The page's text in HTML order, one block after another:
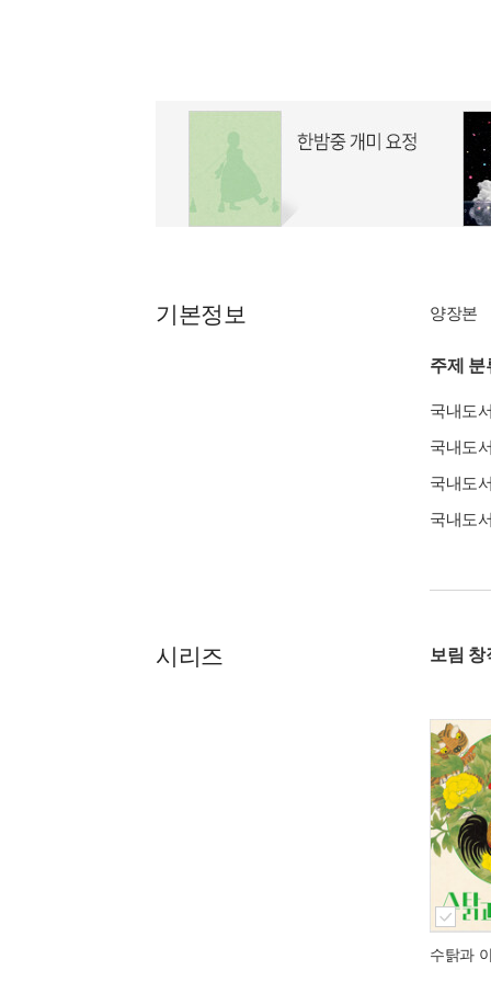
기본정보 양장본
주제 분
국내도
국내도
국내도
국내도
시리즈 보림 창
수탉과